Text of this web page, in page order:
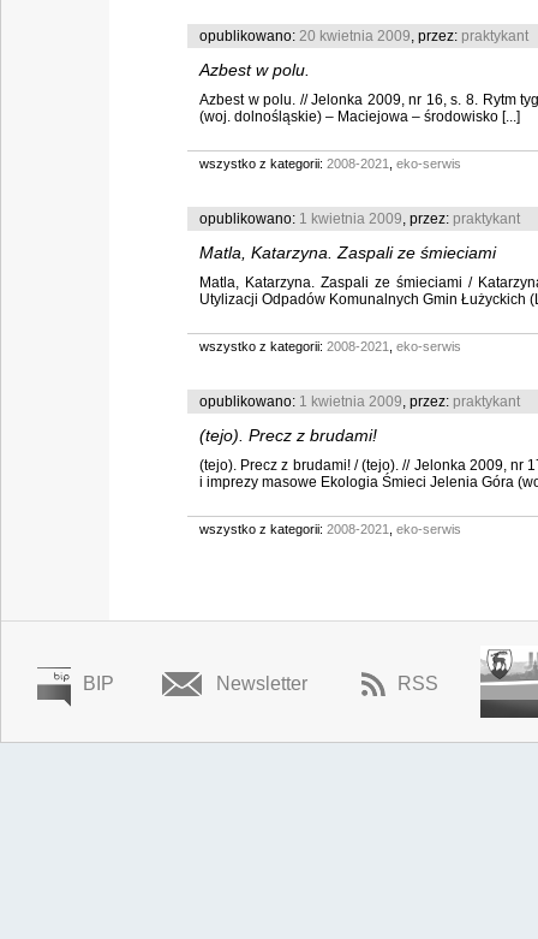
opublikowano: 20 kwietnia 2009, przez: praktykant
Azbest w polu.
Azbest w polu. // Jelonka 2009, nr 16, s. 8. Rytm
(woj. dolnośląskie) – Maciejowa – środowisko [...]
wszystko z kategorii: 2008-2021 eko-serwis
opublikowano: 1 kwietnia 2009, przez: praktykant
Matla, Katarzyna. Zaspali ze śmieciami
Matla, Katarzyna. Zaspali ze śmieciami /
Utylizacji Odpadów Komunalnych Gmin Łużyckich
wszystko z kategorii: 2008-2021 eko-serwis
opublikowano: 1 kwietnia 2009, przez: praktykant
(tejo). Precz z brudami!
(tejo). Precz z brudami! / (tejo). // Jelonka 2009, nr
i imprezy masowe Ekologia Śmieci Jelenia Góra
wszystko z kategorii: 2008-2021 eko-serwis
BIP Newsletter RSS